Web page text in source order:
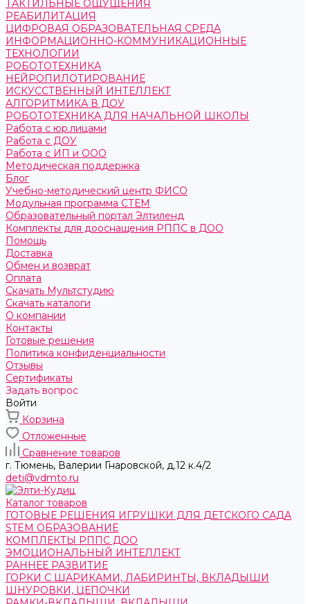
ТАКТИЛЬНЫЕ ОЩУЩЕНИЯ
РЕАБИЛИТАЦИЯ
ЦИФРОВАЯ ОБРАЗОВАТЕЛЬНАЯ СРЕДА
ИНФОРМАЦИОННО-КОММУНИКАЦИОННЫЕ
ТЕХНОЛОГИИ
РОБОТОТЕХНИКА
НЕЙРОПИЛОТИРОВАНИЕ
ИСКУССТВЕННЫЙ ИНТЕЛЛЕКТ
АЛГОРИТМИКА В ДОУ
РОБОТОТЕХНИКА ДЛЯ НАЧАЛЬНОЙ ШКОЛЫ
Работа с юр.лицами
Работа с ДОУ
Работа с ИП и ООО
Методическая поддержка
Блог
Учебно-методический центр ФИСО
Модульная программа СТЕМ
Образовательный портал Элтиленд
Комплекты для дооснащения РППС в ДОО
Помощь
Доставка
Обмен и возврат
Оплата
Скачать Мультстудию
Скачать каталоги
О компании
Контакты
Готовые решения
Политика конфиденциальности
Отзывы
Сертификаты
Задать вопрос
Войти
Корзина
Отложенные
Сравнение товаров
г. Тюмень, ​Валерии Гнаровской, д.12 к.4/2
deti@vdmto.ru
Каталог товаров
ГОТОВЫЕ РЕШЕНИЯ ИГРУШКИ ДЛЯ ДЕТСКОГО САДА
STEM ОБРАЗОВАНИЕ
КОМПЛЕКТЫ РППС ДОО
ЭМОЦИОНАЛЬНЫЙ ИНТЕЛЛЕКТ
РАННЕЕ РАЗВИТИЕ
ГОРКИ С ШАРИКАМИ, ЛАБИРИНТЫ, ВКЛАДЫШИ
ШНУРОВКИ, ЦЕПОЧКИ